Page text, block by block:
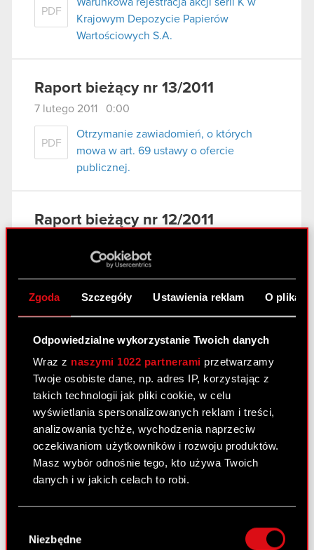
Zgoda Szczegóły Ustawienia reklam O
Odpowiedzialne wykorzystanie Twoich danych
Wraz z naszymi 1022 partnerami przetwarzamy
Twoje osobiste dane, np. adres IP, korzystając z
takich technologii jak pliki cookie, w celu
wyświetlania spersonalizowanych reklam i treści,
analizowania tychże, wychodzenia naprzeciw
oczekiwaniom użytkowników i rozwoju produktów.
Masz wybór odnośnie tego, kto używa Twoich
danych i w jakich celach to robi.
zgody
Niezbędne
PDF
Krajowym Depozycie Papierów
Wartościowych S.A.
Raport bieżący nr 13/2011
7 lutego 2011 0:00
PDF
Otrzymanie zawiadomień, o których
mowa w art. 69 ustawy o ofercie
publicznej.
Raport bieżący nr 12/2011
Otrzymanie zawiadomień, o których
mowa w art. 69 ustawy o ofercie
publicznej.
Raport bieżący nr 11/2011
2 lutego 2011 0:00
PDF Podwyższenie kapitału zakładowego
Raport bieżący nr 10/2011